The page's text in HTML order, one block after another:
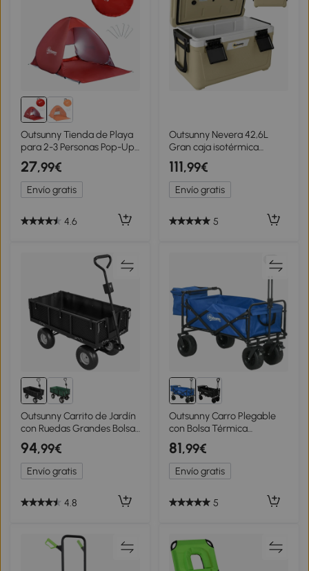
Outsunny Tienda de Playa
para 2-3 Personas Pop-Up
con Ventanas tipo Refugio
con Protección Solar UV
200x150x119 cm Rojo
27,99€
Envío gratis
4.6
Outsunny Nevera 42,6L
Gran caja isotérmica
pasiva hasta 72 h de
refrigeración, con
aislamiento integral de
espuma de PU, válvula de
111,99€
Envío gratis
5
Outsunny Carrito de Jardín
con Ruedas Grandes Bolsa
Impermeable Removible y
Mango Giratorio Carga 300
kg 105x51x54 cm Negro
94,99€
Envío gratis
4.8
Outsunny Carro Plegable
con Bolsa Térmica
Desmontable Longitud y
Ángulo del Mango
Ajustables y Bolsa de
Transporte Azul
81,99€
Envío gratis
5